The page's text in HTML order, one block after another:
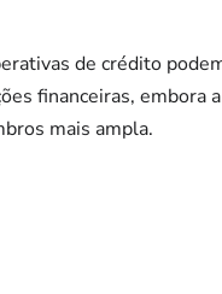
de crédito
financeiras, embora
mais ampla.